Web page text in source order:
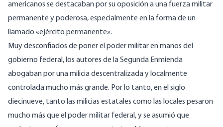
americanos se destacaban por su oposición a una fuerza militar
permanente y poderosa, especialmente en la forma de un
llamado «ejército permanente».
Muy desconfiados de poner el poder militar en manos del
gobierno federal, los autores de la Segunda Enmienda
abogaban por una milicia descentralizada y localmente
controlada mucho más grande. Por lo tanto, en el siglo
diecinueve, tanto las milicias estatales como las locales pesaron
mucho más que el poder militar federal, y se asumió que